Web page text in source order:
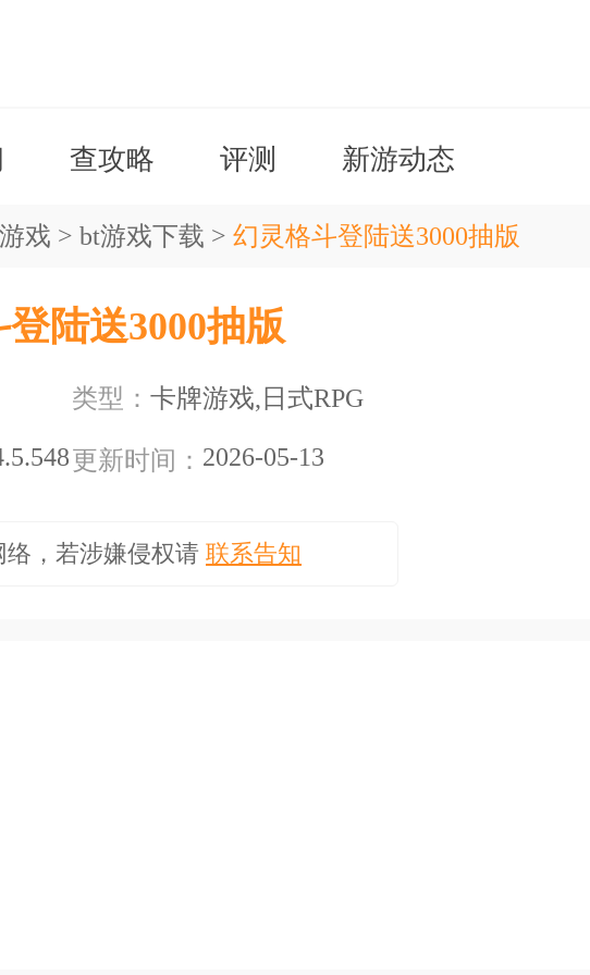
查攻略 评测 新游动态
戏 > bt游戏下载 > 幻灵格斗登陆送3000抽版
陆送3000抽版
类型： 卡牌游戏,日式RPG
更新时间： 2026-05-13
，若涉嫌侵权请 联系告知